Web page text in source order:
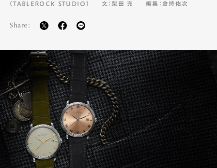
（TABLEROCK STUDIO）
文：柴田 充 編集：倉持佑次
Share: